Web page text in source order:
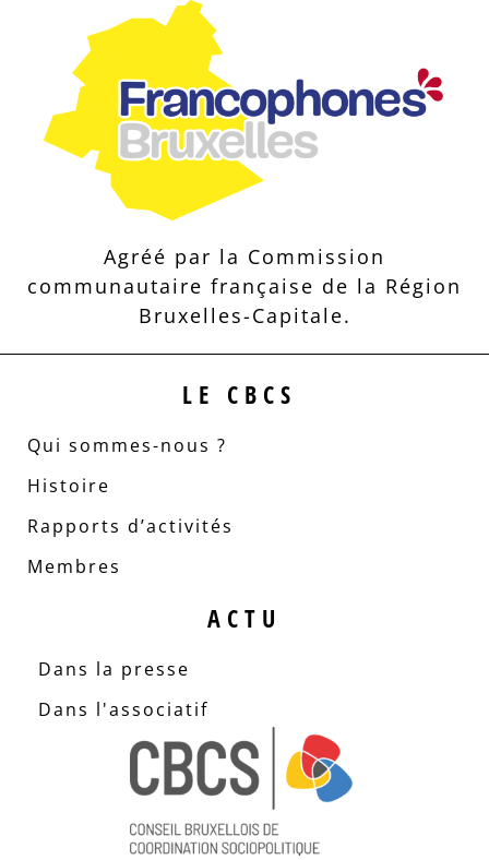
Agréé par la Commission
communautaire française de la Région
Bruxelles-Capitale.
LE CBCS
Qui sommes-nous ?
Histoire
Rapports d’activités
Membres
ACTU
Dans la presse
Dans l'associatif